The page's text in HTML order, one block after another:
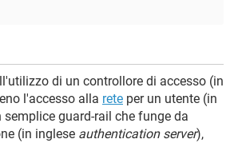
di un controllore di accesso (in
l'accesso alla rete per un utente (in
guard-rail che funge da
(in inglese authentication server),